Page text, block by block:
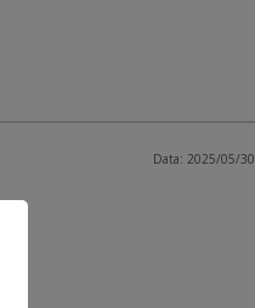
Data: 2025/05/30